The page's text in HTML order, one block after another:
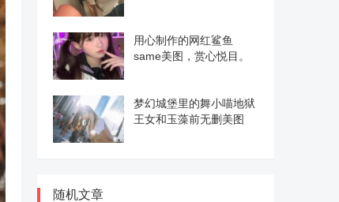
用心制作的网红鲨鱼
same美图，赏心悦目。
梦幻城堡里的舞小喵地狱
王女和玉藻前无删美图
随机文章